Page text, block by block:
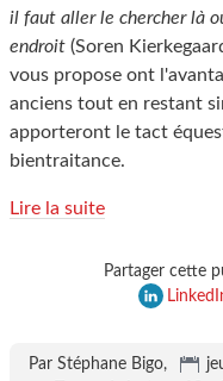
il faut aller le chercher là
endroit (Soren
vous propose ont
anciens tout en restant
apporteront le tact
bientraitance.
Lire la suite
Partager cette
Par Stéphane Bigo,